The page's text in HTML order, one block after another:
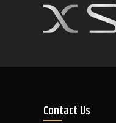
Contact Us